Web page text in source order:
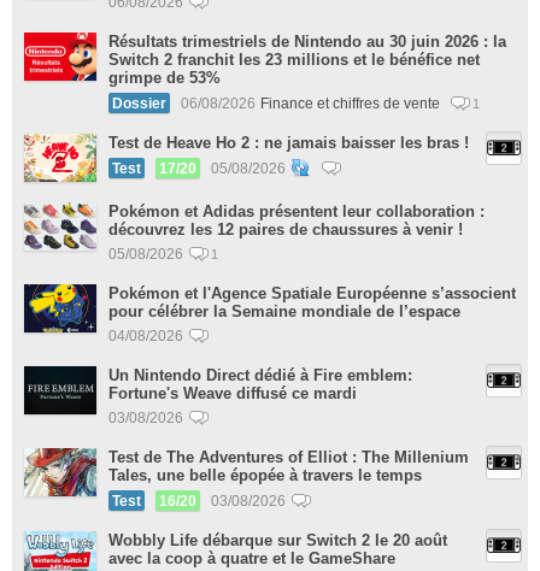
Résultats trimestriels de Nintendo au 30 juin 2026 : la
Switch 2 franchit les 23 millions et le bénéfice net
grimpe de 53%
Dossier 06/08/2026 Finance et chiffres de vente 1
Test de Heave Ho 2 : ne jamais baisser les bras !
Test 17/20 05/08/2026
Pokémon et Adidas présentent leur collaboration :
découvrez les 12 paires de chaussures à venir !
05/08/2026 1
Pokémon et l'Agence Spatiale Européenne s’associent
pour célébrer la Semaine mondiale de l’espace
04/08/2026
Un Nintendo Direct dédié à Fire emblem:
Fortune's Weave diffusé ce mardi
03/08/2026
Test de The Adventures of Elliot : The Millenium
Tales, une belle épopée à travers le temps
Test 16/20 03/08/2026
Wobbly Life débarque sur Switch 2 le 20 août
avec la coop à quatre et le GameShare